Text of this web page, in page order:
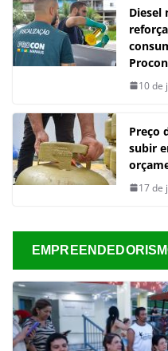
Diesel
Procon
10 de
Preço
subir
17 de